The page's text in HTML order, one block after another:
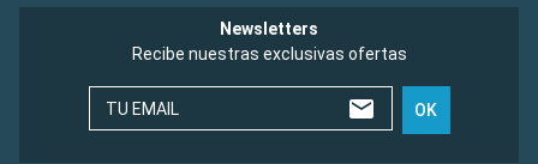
Newsletters
Recibe nuestras exclusivas ofertas
TU EMAIL OK